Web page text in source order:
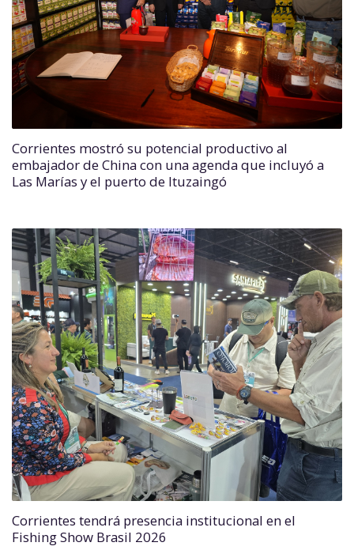
Corrientes mostró su potencial productivo al
embajador de China con una agenda que incluyó a
Las Marías y el puerto de Ituzaingó
Corrientes tendrá presencia institucional en el
Fishing Show Brasil 2026